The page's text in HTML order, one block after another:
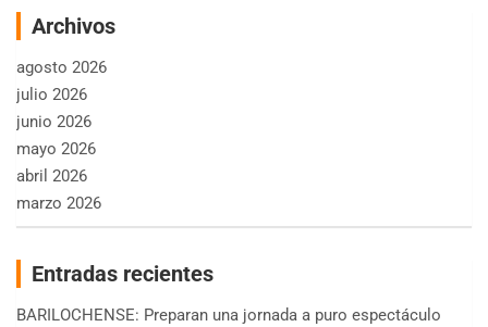
Archivos
agosto 2026
julio 2026
junio 2026
mayo 2026
abril 2026
marzo 2026
Entradas recientes
BARILOCHENSE: Preparan una jornada a puro espectáculo